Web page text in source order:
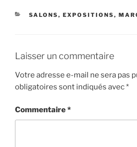
CATÉGORIES
SALONS, EXPOSITIONS,
Laisser un commentaire
Votre adresse e-mail ne sera pas
obligatoires sont indiqués avec*
Commentaire*